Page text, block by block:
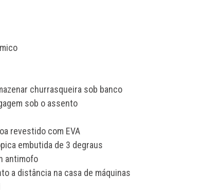
churrasqueira sob banco
sob o assento
revestido com EVA
embutida de 3 degraus
antimofo
a distância na casa de máquinas